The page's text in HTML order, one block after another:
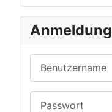
Anmeldung